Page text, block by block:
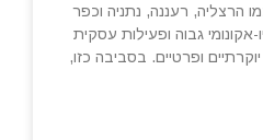
הרצליה, רעננה, נתניה וכפר
אקונומי גבוה ופעילות עסקית
ופרטיים. בסביבה כזו,